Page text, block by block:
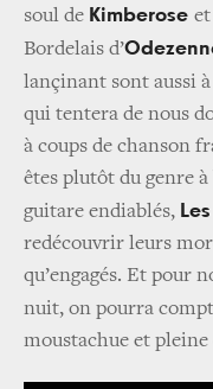
soul de Kimberose et
Bordelais d’
lançinant sont aussi
qui tentera de nous
à coups de chanson
êtes plutôt du genre
guitare endiablés,
redécouvrir leurs
qu’engagés. Et pour
nuit, on pourra
moustachue et pleine